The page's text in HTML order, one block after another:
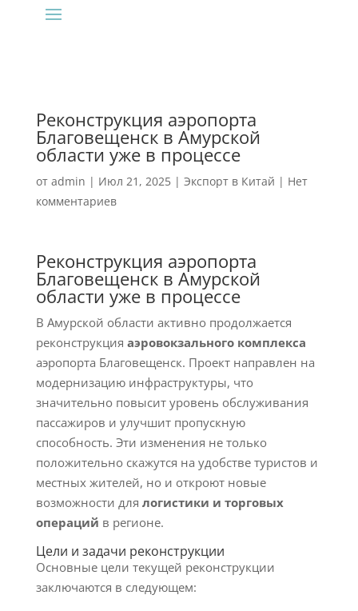
Реконструкция аэропорта
Благовещенск в Амурской
области уже в процессе
от admin | Июл 21, 2025| Экспорт в Китай | Нет
комментариев
Реконструкция аэропорта
Благовещенск в Амурской
области уже в процессе
В Амурской области активно продолжается
реконструкция аэровокзального комплекса
аэропорта Благовещенск. Проект направлен на
модернизацию инфраструктуры, что
значительно повысит уровень обслуживания
пассажиров и улучшит пропускную
способность. Эти изменения не только
положительно скажутся на удобстве туристов и
местных жителей, но и откроют новые
возможности для логистики и торговых
операций в регионе.
Цели и задачи реконструкции
Основные цели текущей реконструкции
заключаются в следующем: